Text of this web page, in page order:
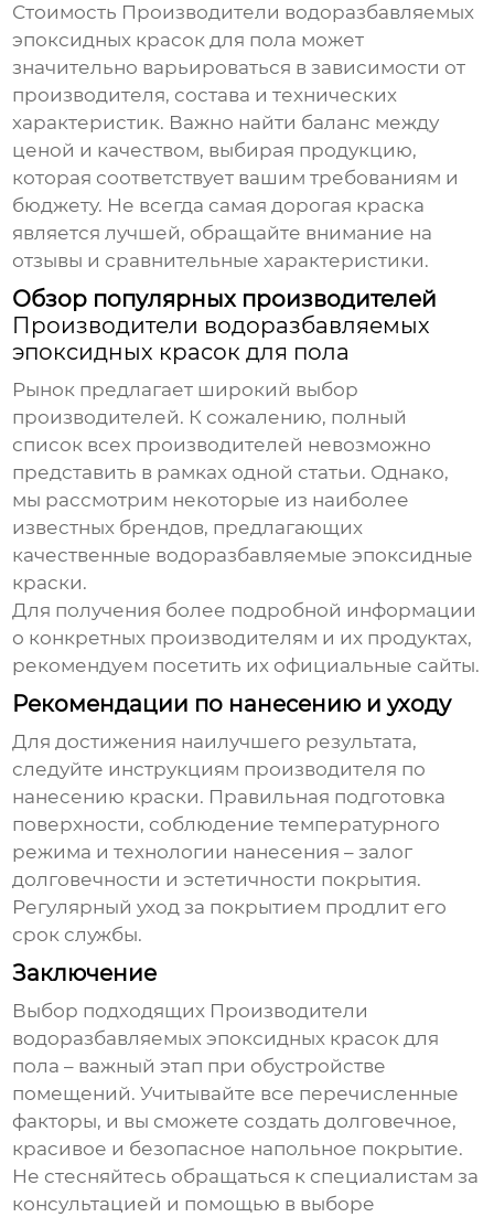
Стоимость Производители водоразбавляемых
эпоксидных красок для пола может
значительно варьироваться в зависимости от
производителя, состава и технических
характеристик. Важно найти баланс между
ценой и качеством, выбирая продукцию,
которая соответствует вашим требованиям и
бюджету. Не всегда самая дорогая краска
является лучшей, обращайте внимание на
отзывы и сравнительные характеристики.
Обзор популярных производителей
Производители водоразбавляемых
эпоксидных красок для пола
Рынок предлагает широкий выбор
производителей. К сожалению, полный
список всех производителей невозможно
представить в рамках одной статьи. Однако,
мы рассмотрим некоторые из наиболее
известных брендов, предлагающих
качественные водоразбавляемые эпоксидные
краски.
Для получения более подробной информации
о конкретных производителям и их продуктах,
рекомендуем посетить их официальные сайты.
Рекомендации по нанесению и уходу
Для достижения наилучшего результата,
следуйте инструкциям производителя по
нанесению краски. Правильная подготовка
поверхности, соблюдение температурного
режима и технологии нанесения – залог
долговечности и эстетичности покрытия.
Регулярный уход за покрытием продлит его
срок службы.
Заключение
Выбор подходящих Производители
водоразбавляемых эпоксидных красок для
пола – важный этап при обустройстве
помещений. Учитывайте все перечисленные
факторы, и вы сможете создать долговечное,
красивое и безопасное напольное покрытие.
Не стесняйтесь обращаться к специалистам за
консультацией и помощью в выборе